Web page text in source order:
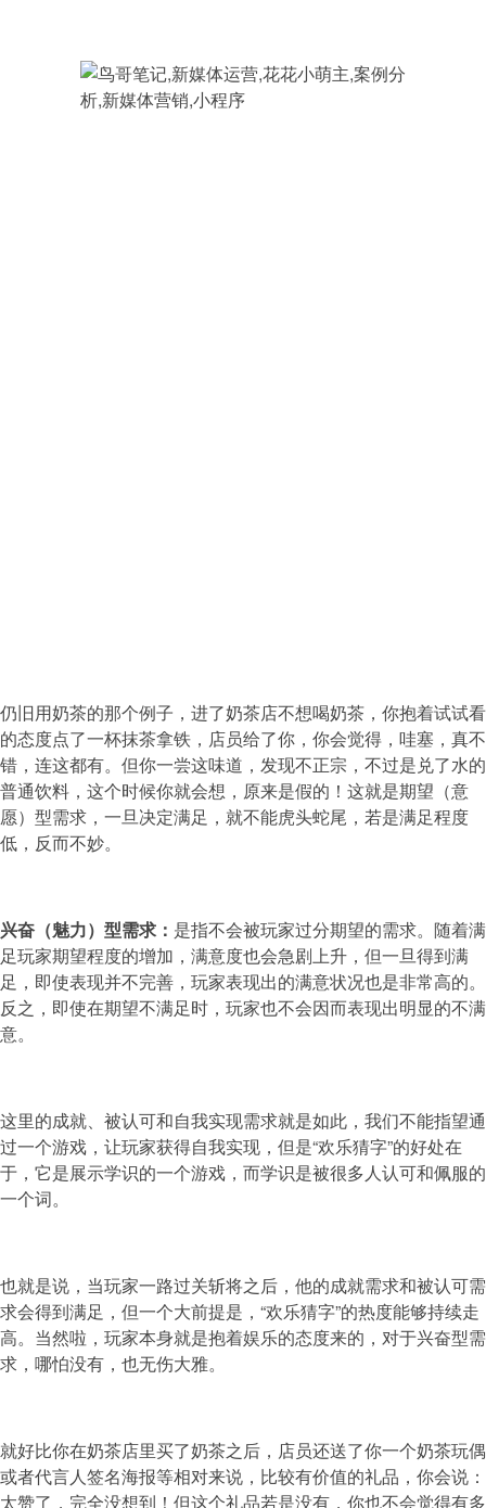
仍旧用奶茶的那个例子，进了奶茶店不想喝奶茶，你抱着试试看
的态度点了一杯抹茶拿铁，店员给了你，你会觉得，哇塞，真不
错，连这都有。但你一尝这味道，发现不正宗，不过是兑了水的
普通饮料，这个时候你就会想，原来是假的！这就是期望（意
愿）型需求，一旦决定满足，就不能虎头蛇尾，若是满足程度
低，反而不妙。
兴奋（魅力）型需求： 是指不会被玩家过分期望的需求。随着满
足玩家期望程度的增加，满意度也会急剧上升，但一旦得到满
足，即使表现并不完善，玩家表现出的满意状况也是非常高的。
反之，即使在期望不满足时，玩家也不会因而表现出明显的不满
意。
这里的成就、被认可和自我实现需求就是如此，我们不能指望通
过一个游戏，让玩家获得自我实现，但是“欢乐猜字”的好处在
于，它是展示学识的一个游戏，而学识是被很多人认可和佩服的
一个词。
也就是说，当玩家一路过关斩将之后，他的成就需求和被认可需
求会得到满足，但一个大前提是，“欢乐猜字”的热度能够持续走
高。当然啦，玩家本身就是抱着娱乐的态度来的，对于兴奋型需
求，哪怕没有，也无伤大雅。
就好比你在奶茶店里买了奶茶之后，店员还送了你一个奶茶玩偶
或者代言人签名海报等相对来说，比较有价值的礼品，你会说：
太赞了，完全没想到！但这个礼品若是没有，你也不会觉得有多